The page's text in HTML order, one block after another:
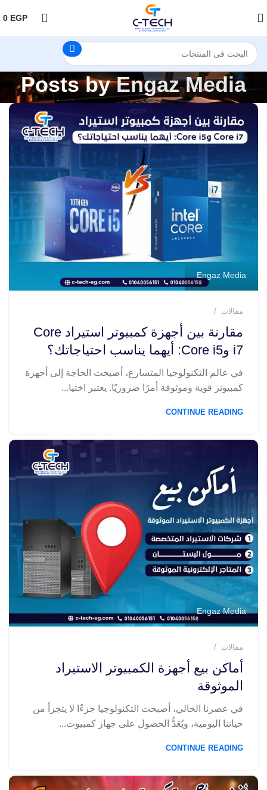
0 EGP
Posts byEngaz Media
Engaz Media
مقالات
مقارنة بين أجهزة كمبيوتر استيراد Core
i7 وCore i5: أيهما يناسب احتياجاتك؟
في عالم التكنولوجيا المتسارع، أصبحت الحاجة إلى أجهزة
كمبيوتر قوية وموثوقة أمرًا ضروريًا. يعتبر اختيا...
CONTINUE READING
Engaz Media
مقالات
أماكن بيع أجهزة الكمبيوتر الاستيراد
الموثوقة
في عصرنا الحالي، أصبحت التكنولوجيا جزءًا لا يتجزأ من
حياتنا اليومية، ويُعَدُّ الحصول على جهاز كمبيوت...
CONTINUE READING
اضغط هنا لمتابعتنا على فيس بوك